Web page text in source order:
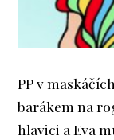
PP v
barákem na
hlavici a Eva